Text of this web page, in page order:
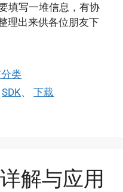
填写一堆信息，有协
理出来供各位朋友下
类
SDK、下载
解与应用